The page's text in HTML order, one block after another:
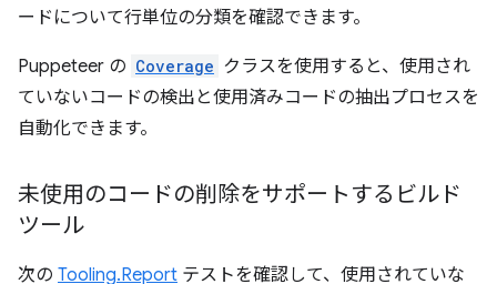
ードについて行単位の分類を確認できます。
Puppeteer の Coverage クラスを使用すると、使用され
ていないコードの検出と使用済みコードの抽出プロセスを
自動化できます。
未使用のコードの削除をサポートするビルド
ツール
次の Tooling.Report テストを確認して、使用されていな